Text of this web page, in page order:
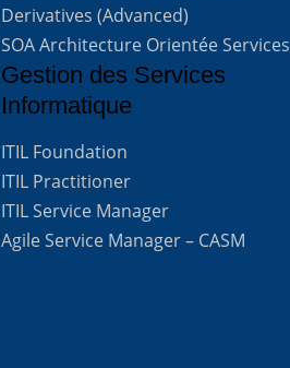
Derivatives (Advanced)
SOA Architecture Orientée Services
Gestion des Services
Informatique
ITIL Foundation
ITIL Practitioner
ITIL Service Manager
Agile Service Manager – CASM